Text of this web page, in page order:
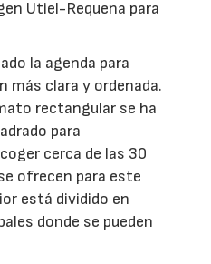
Utiel-Requena para
la agenda para
más clara y ordenada.
rectangular se ha
para
cerca de las 30
ofrecen para este
está dividido en
donde se pueden